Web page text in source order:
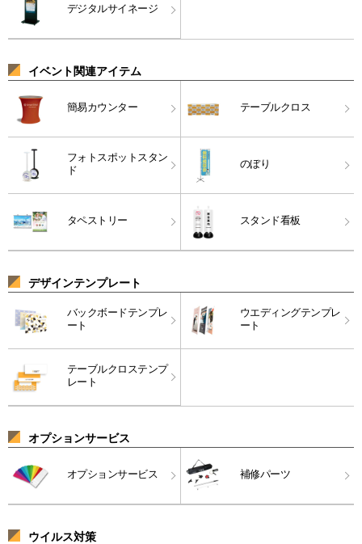
デジタルサイネージ
イベント関連アイテム
簡易カウンター テーブルクロス
フォトスポットスタン
ド
のぼり
タペストリー スタンド看板
デザインテンプレート
バックボードテンプレ
ート
ウエディングテンプレ
ート
テーブルクロステンプ
レート
オプションサービス
オプションサービス 補修パーツ
ウイルス対策